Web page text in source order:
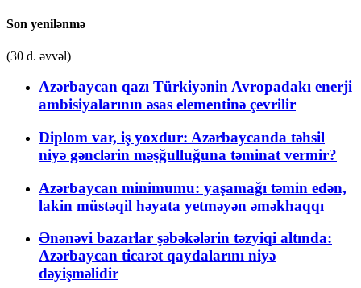
Son yenilənmə
(30 d. əvvəl)
Azərbaycan qazı Türkiyənin Avropadakı enerji
ambisiyalarının əsas elementinə çevrilir
Diplom var, iş yoxdur: Azərbaycanda təhsil
niyə gənclərin məşğulluğuna təminat vermir?
Azərbaycan minimumu: yaşamağı təmin edən,
lakin müstəqil həyata yetməyən əməkhaqqı
Ənənəvi bazarlar şəbəkələrin təzyiqi altında:
Azərbaycan ticarət qaydalarını niyə
dəyişməlidir